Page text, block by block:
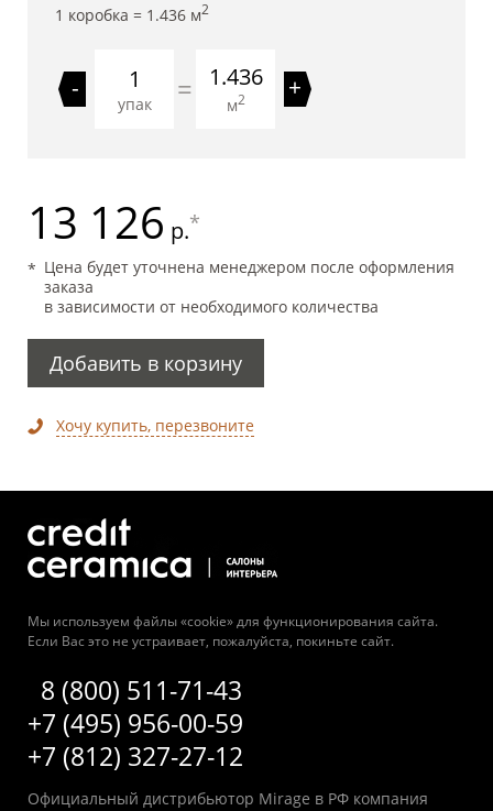
1 коробка = 1.436 м2
-
упак = 1.436
м2 +
13 126 р.*
Цена будет уточнена менеджером после оформления
заказа
в зависимости от необходимого количества
Добавить в корзину
Хочу купить, перезвоните
Мы используем файлы «cookie» для функционирования сайта.
Если Вас это не устраивает, пожалуйста, покиньте сайт.
8 (800) 511-71-43
+7 (495) 956-00-59
+7 (812) 327-27-12
Официальный дистрибьютор Mirage в РФ компания